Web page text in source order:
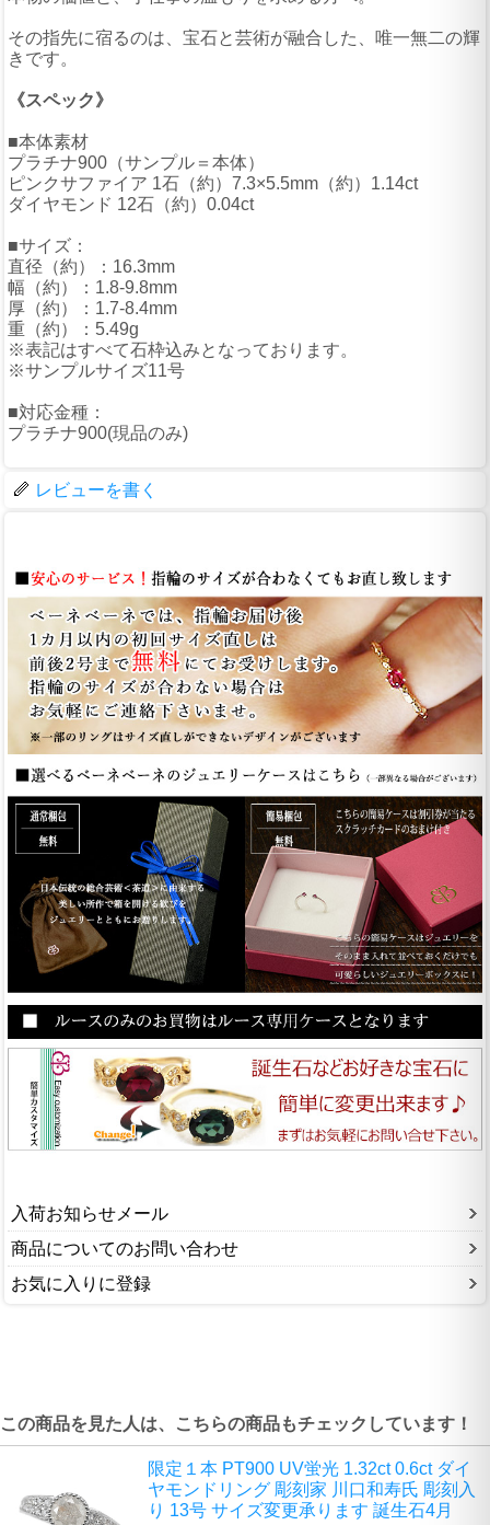
その指先に宿るのは、宝石と芸術が融合した、唯一無二の輝
きです。
《スペック》
■本体素材
プラチナ900（サンプル＝本体）
ピンクサファイア 1石（約）7.3×5.5mm（約）1.14ct
ダイヤモンド 12石（約）0.04ct
■サイズ：
直径（約）：16.3mm
幅（約）：1.8-9.8mm
厚（約）：1.7-8.4mm
重（約）：5.49g
※表記はすべて石枠込みとなっております。
※サンプルサイズ11号
■対応金種：
プラチナ900(現品のみ)
レビューを書く
入荷お知らせメール
商品についてのお問い合わせ
お気に入りに登録
この商品を見た人は、こちらの商品もチェックしています！
限定１本 PT900 UV蛍光 1.32ct 0.6ct ダイ
ヤモンドリング 彫刻家 川口和寿氏 彫刻入
り 13号 サイズ変更承ります 誕生石4月